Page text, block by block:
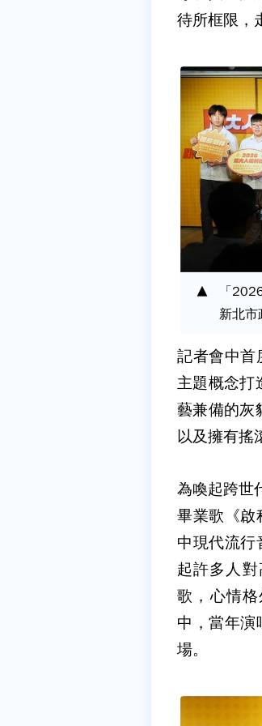
待所框限，
「
新北市
記者會中首
主題概念打
藝兼備的灰
以及擁有搖
為喚起跨世
畢業歌《啟
中現代流行
起許多人
歌，心情
中，當年演
場。